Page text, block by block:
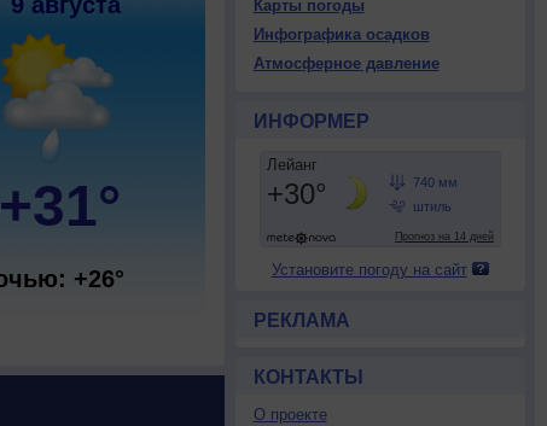
+31°
+26°
Карты погоды
Инфографика осадков
Атмосферное давление
ИНФОРМЕР
Установите погоду на сайт
РЕКЛАМА
КОНТАКТЫ
О проекте